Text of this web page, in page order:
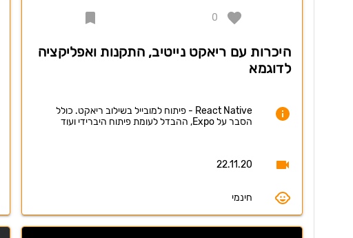
0
היכרות עם ריאקט נייטיב, התקנות ואפליקציה
לדוגמא
React Native - פיתוח למובייל בשילוב ריאקט. כולל
הסבר על Expo, ההבדל לעומת פיתוח היברידי ועוד
22.11.20
חינמי